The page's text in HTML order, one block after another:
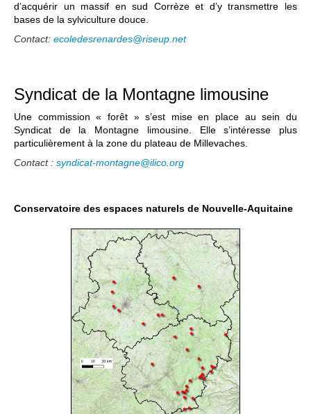
d’acquérir un massif en sud Corrèze et d’y transmettre les
bases de la sylviculture douce.
Contact: ecoledesrenardes@riseup.net
Syndicat de la Montagne limousine
Une commission « forêt » s’est mise en place au sein du
Syndicat de la Montagne limousine. Elle s’intéresse plus
particulièrement à la zone du plateau de Millevaches.
Contact : syndicat-montagne@ilico.org
Conservatoire des espaces naturels de Nouvelle-Aquitaine